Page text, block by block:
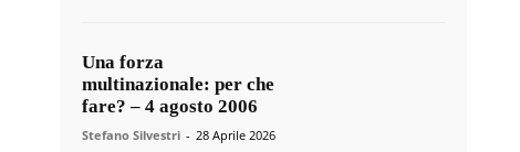
Una forza
multinazionale: per che
fare? – 4 agosto 2006
Stefano Silvestri - 28 Aprile 2026